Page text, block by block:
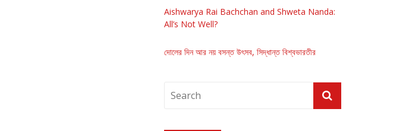
Aishwarya Rai Bachchan and Shweta Nanda:
All’s Not Well?
দোলের দিন আর নয় বসন্ত উৎসব, সিদ্ধান্ত বিশ্বভারতীর